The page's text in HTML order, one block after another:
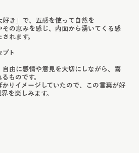
好き」で、五感を使って自然を
の恵みを感じ、内面から湧いてくる感
れます。
プト
自由に感情や意見を大切にしながら、喜
ものです。
りイメージしていたので、この言葉が好
を楽しみます。